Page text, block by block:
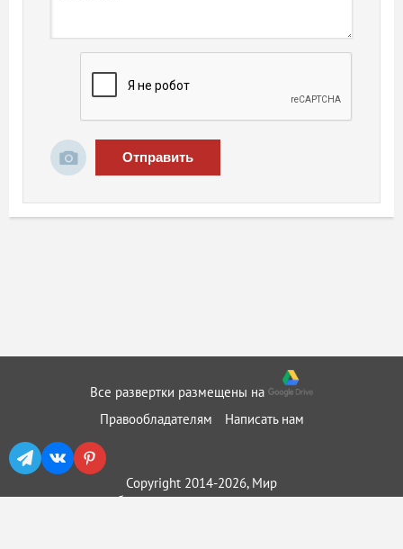
Отправить
Все развертки размещены на
Правообладателям
Написать нам
Copyright 2014-2026, Мир
бумажного моделирования ::